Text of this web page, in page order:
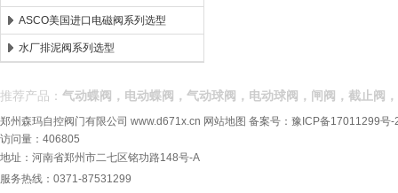
ASCO美国进口电磁阀系列选型
水厂排泥阀系列选型
推荐产品： 气动蝶阀，电动蝶阀，气动球阀，电动球阀，闸阀，截止阀
郑州森玛自控阀门有限公司 www.d671x.cn 网站地图 备案号： 豫ICP备17011299号-
访问量：406805
地址：河南省郑州市二七区铭功路148号-A
服务热线：0371-87531299